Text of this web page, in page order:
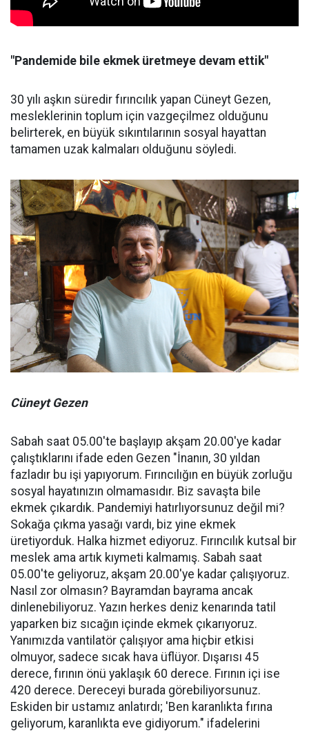
"Pandemide bile ekmek üretmeye devam ettik"
30 yılı aşkın süredir fırıncılık yapan Cüneyt Gezen,
mesleklerinin toplum için vazgeçilmez olduğunu
belirterek, en büyük sıkıntılarının sosyal hayattan
tamamen uzak kalmaları olduğunu söyledi.
Cüneyt Gezen
Sabah saat 05.00'te başlayıp akşam 20.00'ye kadar
çalıştıklarını ifade eden Gezen "İnanın, 30 yıldan
fazladır bu işi yapıyorum. Fırıncılığın en büyük zorluğu
sosyal hayatınızın olmamasıdır. Biz savaşta bile
ekmek çıkardık. Pandemiyi hatırlıyorsunuz değil mi?
Sokağa çıkma yasağı vardı, biz yine ekmek
üretiyorduk. Halka hizmet ediyoruz. Fırıncılık kutsal bir
meslek ama artık kıymeti kalmamış. Sabah saat
05.00'te geliyoruz, akşam 20.00'ye kadar çalışıyoruz.
Nasıl zor olmasın? Bayramdan bayrama ancak
dinlenebiliyoruz. Yazın herkes deniz kenarında tatil
yaparken biz sıcağın içinde ekmek çıkarıyoruz.
Yanımızda vantilatör çalışıyor ama hiçbir etkisi
olmuyor, sadece sıcak hava üflüyor. Dışarısı 45
derece, fırının önü yaklaşık 60 derece. Fırının içi ise
420 derece. Dereceyi burada görebiliyorsunuz.
Eskiden bir ustamız anlatırdı; 'Ben karanlıkta fırına
geliyorum, karanlıkta eve gidiyorum." ifadelerini